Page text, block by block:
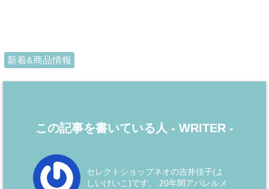
新着&商品情報
この記事を書いている人 - WRITER -
セレクトショップネオの吉井佳子(よ
しいけいこ)です。 20年間アパレルメ